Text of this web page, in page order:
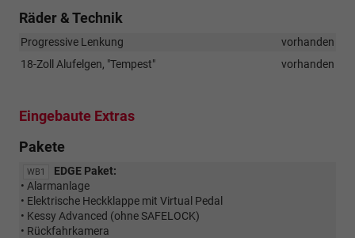
Räder & Technik
Progressive Lenkung
vorhanden
18-Zoll Alufelgen, "Tempest"
vorhanden
Eingebaute Extras
Pakete
WB1
EDGE Paket:
• Alarmanlage
• Elektrische Heckklappe mit Virtual Pedal
• Kessy Advanced (ohne SAFELOCK)
• Rückfahrkamera